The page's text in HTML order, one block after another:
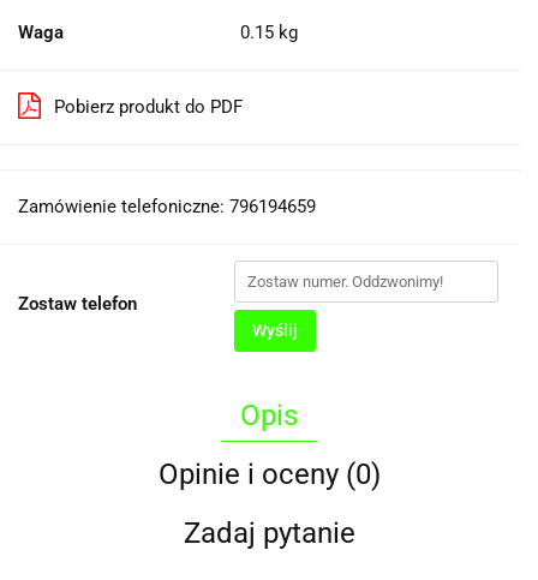
Waga 0.15 kg
Pobierz produkt do PDF
Zamówienie telefoniczne: 796194659
Zostaw telefon
Wyślij
Opis
Opinie i oceny (0)
Zadaj pytanie